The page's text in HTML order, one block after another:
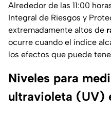
Alrededor de las 11:00
Integral de Riesgos y
extremadamente altos de
ocurre cuando el índice
los efectos que puede
Niveles para
ultravioleta (UV)